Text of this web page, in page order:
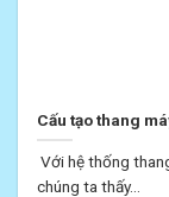
Cấu tạo thang
Với hệ thống
chúng ta thấy...